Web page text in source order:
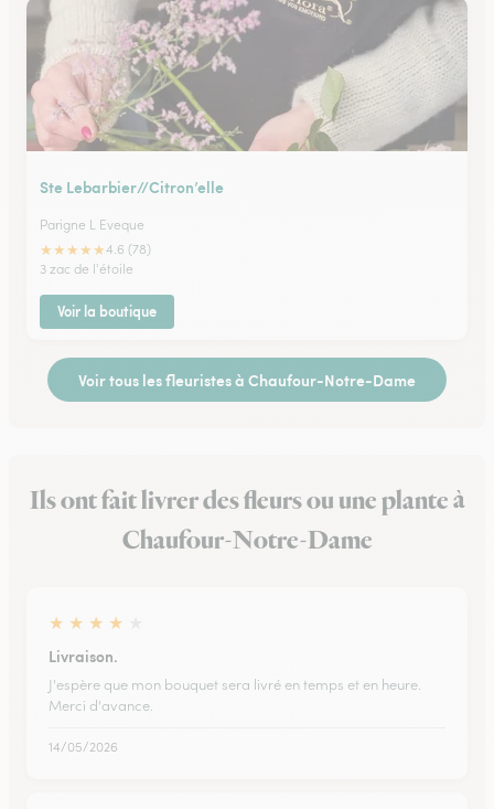
Ste Lebarbier//Citron’elle
Parigne L Eveque
★★★★★4.6 (78)
3 zac de l'étoile
Voir la boutique
Voir tous les fleuristes à Chaufour-Notre-Dame
Ils ont fait livrer des fleurs ou une plante à
Chaufour-Notre-Dame
★ ★ ★ ★
Livraison.
J'espère que mon bouquet sera livré en temps et en heure.
Merci d'avance.
14/05/2026